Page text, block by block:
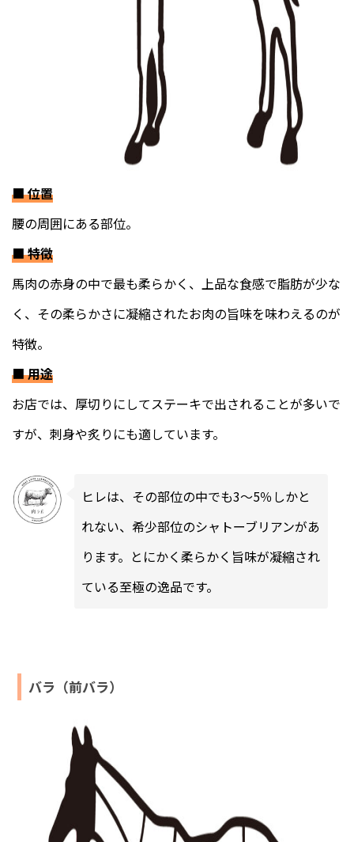
■位置
腰の周囲にある部位。
■特徴
馬肉の赤身の中で最も柔らかく、上品な食感で脂肪が少な
く、その柔らかさに凝縮されたお肉の旨味を味わえるのが
特徴。
■用途
お店では、厚切りにしてステーキで出されることが多いで
すが、刺身や炙りにも適しています。
ヒレは、その部位の中でも3～5％しかと
れない、希少部位のシャトーブリアンがあ
ります。とにかく柔らかく旨味が凝縮され
ている至極の逸品です。
バラ（前バラ）